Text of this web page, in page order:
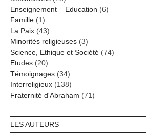
Enseignement – Education (6)
Famille (1)
La Paix (43)
Minorités religieuses (3)
Science, Ethique et Société (74)
Etudes (20)
Témoignages (34)
Interreligieux (138)
Fraternité d'Abraham (71)
LES AUTEURS